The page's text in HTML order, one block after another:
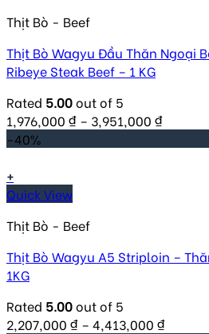
Thịt Bò - Beef
Thịt Bò Wagyu Đầu Thăn Ngoại
Ribeye Steak Beef – 1 KG
Rated 5.00out of 5
1,976,000 ₫ – 3,951,000 ₫
-40%
+
Quick View
Thịt Bò - Beef
Thịt Bò Wagyu A5 Striploin –
1KG
Rated 5.00out of 5
2,207,000 ₫ – 4,413,000 ₫